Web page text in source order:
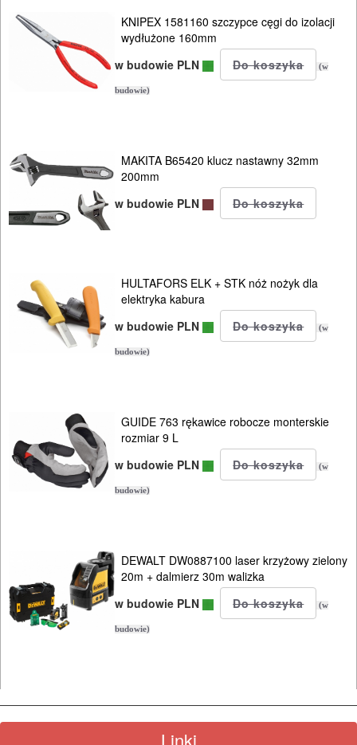
KNIPEX 1581160 szczypce cęgi do izolacji
wydłużone 160mm
w budowie PLN
(w
budowie)
MAKITA B65420 klucz nastawny 32mm
200mm
w budowie PLN
HULTAFORS ELK + STK nóż nożyk dla
elektryka kabura
w budowie PLN
(w
budowie)
GUIDE 763 rękawice robocze monterskie
rozmiar 9 L
w budowie PLN
(w
budowie)
DEWALT DW0887100 laser krzyżowy zielony
20m + dalmierz 30m walizka
w budowie PLN
(w
budowie)
Linki